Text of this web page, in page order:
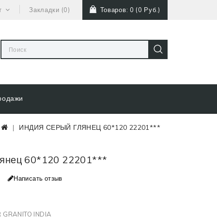
Закладки (0) Товаров: 0 (0 Руб.)
ИНДИЯ СЕРЫЙ ГЛЯНЕЦ 60*120 22201***
60*120 22201***
Написать отзыв
GRANITO INDIA